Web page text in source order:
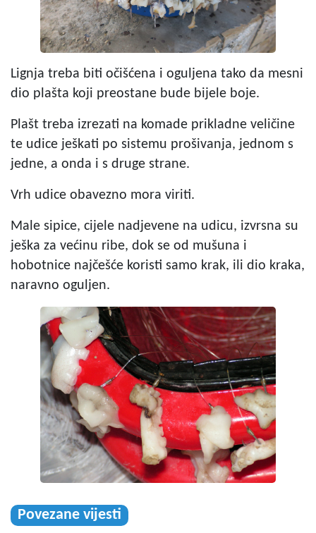
Lignja treba biti očišćena i oguljena tako da mesni
dio plašta koji preostane bude bijele boje.
Plašt treba izrezati na komade prikladne veličine
te udice ješkati po sistemu prošivanja, jednom s
jedne, a onda i s druge strane.
Vrh udice obavezno mora viriti.
Male sipice, cijele nadjevene na udicu, izvrsna su
ješka za većinu ribe, dok se od mušuna i
hobotnice najčešće koristi samo krak, ili dio kraka,
naravno oguljen.
Povezane vijesti